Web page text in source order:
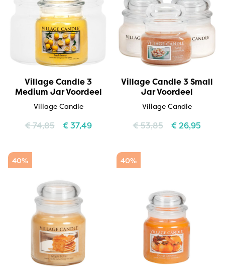
Village Candle 3
Medium Jar Voordeel
Village Candle
€74,85 €37,49
Village Candle 3 Small
Jar Voordeel
Village Candle
€53,85 €26,95
40% 40%